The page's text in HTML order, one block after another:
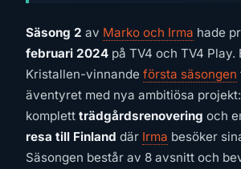
Säsong 2 av Marko och Irma hade
februari 2024 på TV4 och TV4 Play.
Kristallen-vinnande första säsongen
äventyret med nya ambitiösa
komplett trädgårdsrenovering och
resa till Finland där Irma besöker
Säsongen består av 8 avsnitt och